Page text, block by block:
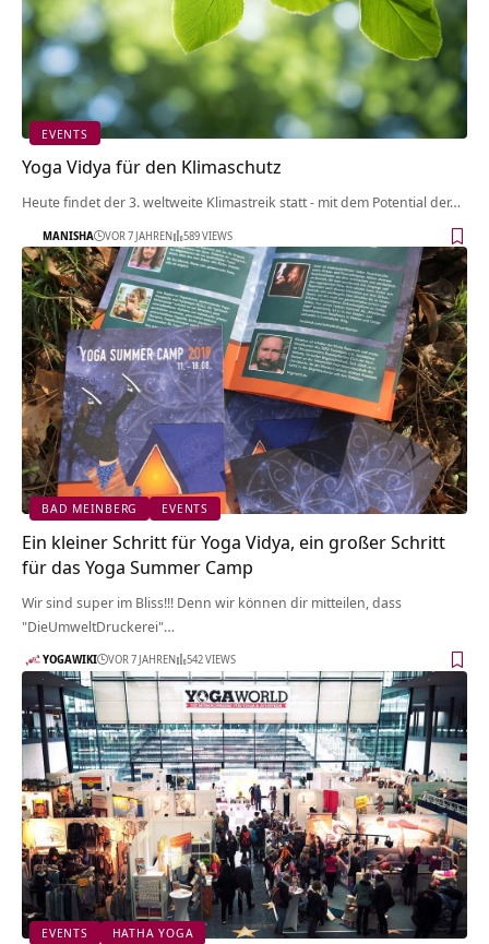
EVENTS
Yoga Vidya für den Klimaschutz
Heute findet der 3. weltweite Klimastreik statt - mit dem Potential der…
MANISHA VOR 7 JAHREN 589 VIEWS
BAD MEINBERG EVENTS
Ein kleiner Schritt für Yoga Vidya, ein großer Schritt
für das Yoga Summer Camp
Wir sind super im Bliss!!! Denn wir können dir mitteilen, dass
"DieUmweltDruckerei"…
YOGAWIKI VOR 7 JAHREN 542 VIEWS
EVENTS HATHA YOGA